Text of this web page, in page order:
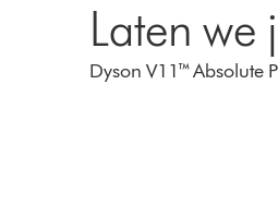
Laten
Dyson V11™ Absolute